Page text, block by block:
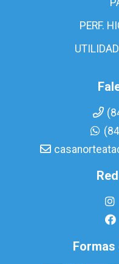
PERF.
Formas